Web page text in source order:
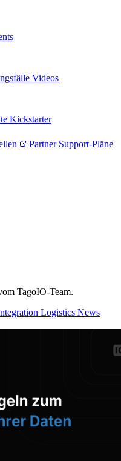
Videos
Kickstarter
Partner Support-Pläne
TagoIO-Team.
Logistics News